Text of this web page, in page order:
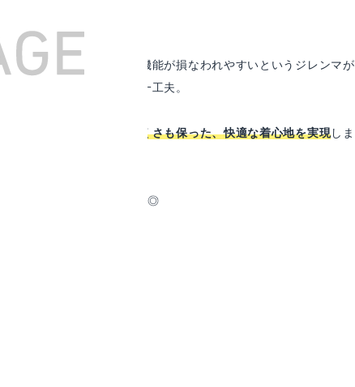
めると、どちらか一方の機能が損なわれやすいというジレンマが
消すべく、表面と裏面に一工夫。
、風を防ぎながら蒸れにくさも保った、快適な着心地を実現しま
きやすく、1日中着心地は◎